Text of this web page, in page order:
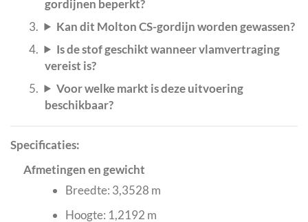
gordijnen beperkt?
Kan dit Molton CS-gordijn worden gewassen?
Is de stof geschikt wanneer vlamvertraging
vereist is?
Voor welke markt is deze uitvoering
beschikbaar?
Specificaties:
Afmetingen en gewicht
Breedte: 3,3528 m
Hoogte: 1,2192 m